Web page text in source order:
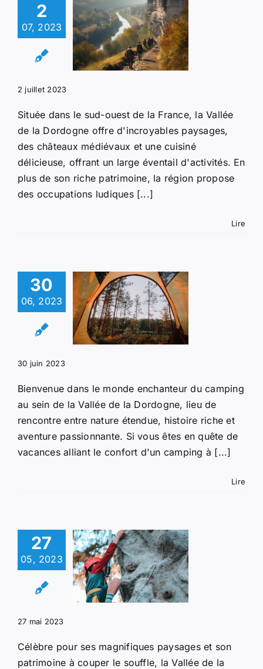
2
07, 2023
tour
des
2 juillet 2023
Située dans le sud-ouest de la France, la Vallée
de la Dordogne offre d'incroyables paysages,
des châteaux médiévaux et une cuisiné
délicieuse, offrant un large éventail d'activités. En
plus de son riche patrimoine, la région propose
des occupations ludiques [...]
Lire
30
06, 2023
en
:
de la
et de
30 juin 2023
Bienvenue dans le monde enchanteur du camping
au sein de la Vallée de la Dordogne, lieu de
rencontre entre nature étendue, histoire riche et
aventure passionnante. Si vous êtes en quête de
vacances alliant le confort d'un camping à [...]
Lire
27
05, 2023
cieux :
et
27 mai 2023
Célèbre pour ses magnifiques paysages et son
patrimoine à couper le souffle, la Vallée de la